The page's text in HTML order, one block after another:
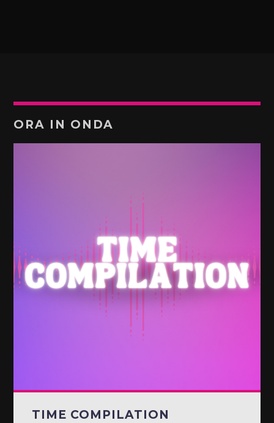
ORA IN ONDA
TIME COMPILATION